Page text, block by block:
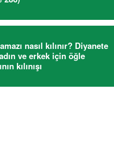
nasıl kılınır? Diyanete
ve erkek için öğle
kılınışı